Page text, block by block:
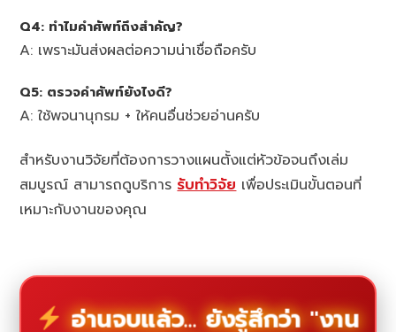
Q4: ทำไมคำศัพท์ถึงสำคัญ?
A: เพราะมันส่งผลต่อความน่าเชื่อถือครับ
Q5: ตรวจคำศัพท์ยังไงดี?
A: ใช้พจนานุกรม + ให้คนอื่นช่วยอ่านครับ
สำหรับงานวิจัยที่ต้องการวางแผนตั้งแต่หัวข้อจนถึงเล่ม
สมบูรณ์ สามารถดูบริการรับทำวิจัยเพื่อประเมินขั้นตอนที่
เหมาะกับงานของคุณ
อ่านจบแล้ว... ยังรู้สึกว่า "งาน